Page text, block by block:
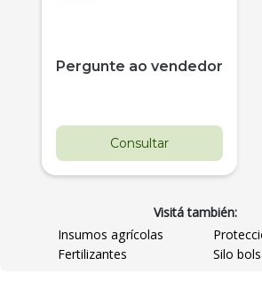
Pergunte ao vendedor
Consultar
Visitá también:
Insumos agrícolas
Fertilizantes
Silo